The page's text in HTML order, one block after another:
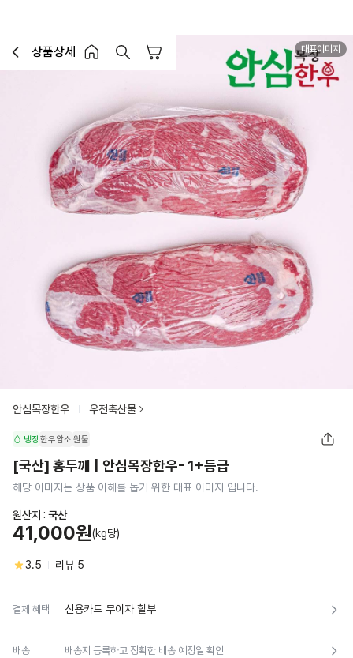
이전페이지로 이동
상품상세
홈 버튼홈 장바구니
대표이미지
안심목장한우 우전축산물
냉장한우암소 원물
[국산] 홍두깨 | 안심목장한우- 1+등급
해당 이미지는 상품 이해를 돕기 위한 대표 이미지 입니다.
원산지 : 국산
41,000원(kg당)
3.5 리뷰 5
결제 혜택 신용카드 무이자 할부
배송 배송지 등록하고 정확한 배송 예정일 확인